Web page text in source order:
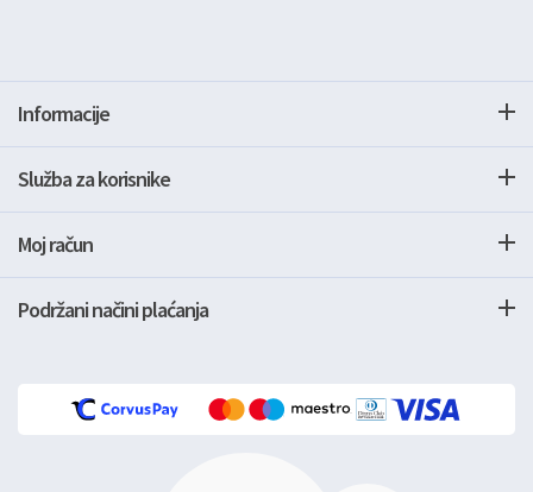
Informacije
Služba za korisnike
Moj račun
Podržani načini plaćanja